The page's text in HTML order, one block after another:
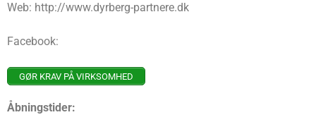
Web: http://www.dyrberg-partnere.dk
Facebook:
GØR KRAV PÅ VIRKSOMHED
Åbningstider: